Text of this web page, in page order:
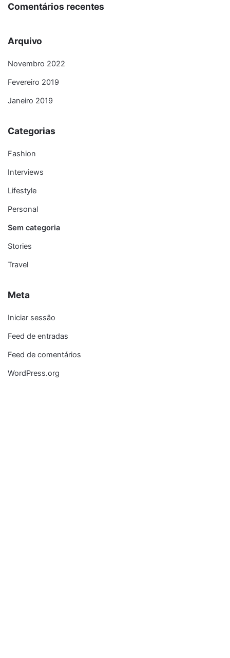
Comentários recentes
Arquivo
Novembro 2022
Fevereiro 2019
Janeiro 2019
Categorias
Fashion
Interviews
Lifestyle
Personal
Sem categoria
Stories
Travel
Meta
Iniciar sessão
Feed de entradas
Feed de comentários
WordPress.org